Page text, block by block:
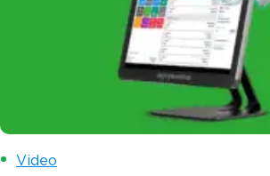
Video